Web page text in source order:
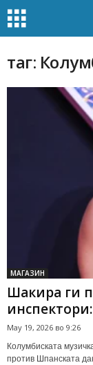
таг:
МАГАЗИН
Шакира ги
May 19, 2026 во 9:26
Колумбиската
против Шпанската